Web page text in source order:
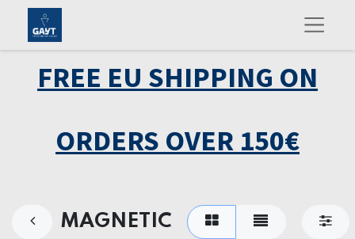
FREE EU SHIPPING ON
ORDERS OVER 150€
MAGNETIC